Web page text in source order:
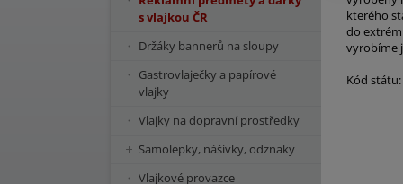
kterého
do
vyrobíme
Kód státu:
s vlajkou ČR
Držáky bannerů na sloupy
Gastrovlaječky a papírové
vlajky
Vlajky na dopravní prostředky
Samolepky, nášivky, odznaky
Vlajkové provazce